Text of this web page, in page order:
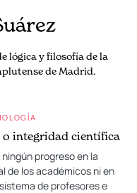
lógica y filosofía de la
de Madrid.
o integridad científica
progreso en la
de los académicos ni en
de profesores e